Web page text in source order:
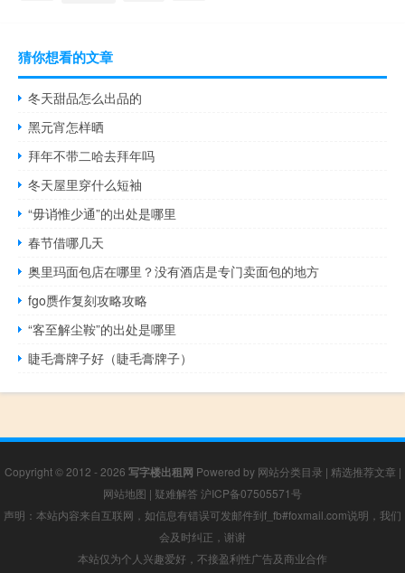
猜你想看的文章
冬天甜品怎么出品的
黑元宵怎样晒
拜年不带二哈去拜年吗
冬天屋里穿什么短袖
“毋诮惟少通”的出处是哪里
春节借哪几天
奥里玛面包店在哪里？没有酒店是专门卖面包的地方
fgo赝作复刻攻略攻略
“客至解尘鞍”的出处是哪里
睫毛膏牌子好（睫毛膏牌子）
Copyright © 2012 - 2026 写字楼出租网 Powered by 网站分类目录 | 精选推荐文章 |
网站地图 | 疑难解答 沪ICP备07505571号
声明：本站内容来自互联网，如信息有错误可发邮件到f_fb#foxmail.com说明，我们
会及时纠正，谢谢
本站仅为个人兴趣爱好，不接盈利性广告及商业合作